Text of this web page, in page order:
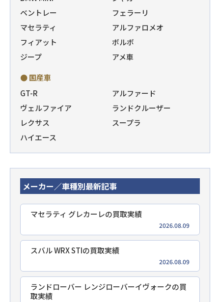
ベントレー
フェラーリ
マセラティ
アルファロメオ
フィアット
ボルボ
ジープ
アメ車
● 国産車
GT-R
アルファード
ヴェルファイア
ランドクルーザー
レクサス
スープラ
ハイエース
メーカー／車種別最新記事
マセラティ グレカーレの買取実績
2026.08.09
スバル WRX STIの買取実績
2026.08.09
ランドローバー レンジローバーイヴォークの買
取実績